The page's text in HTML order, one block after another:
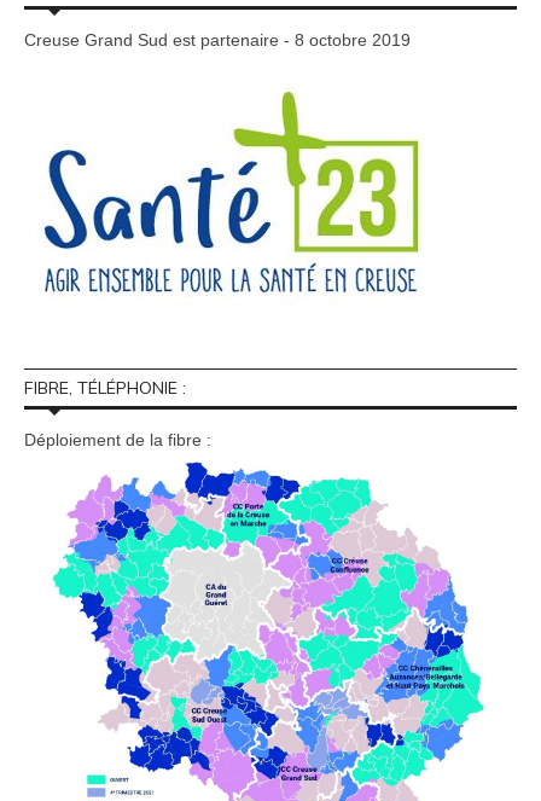
Creuse Grand Sud est partenaire - 8 octobre 2019
FIBRE, TÉLÉPHONIE :
Déploiement de la fibre :